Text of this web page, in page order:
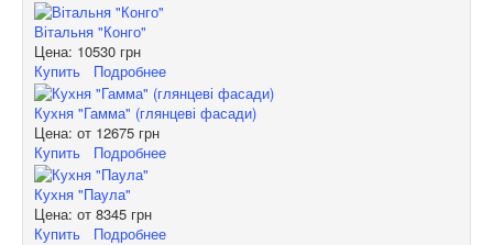
Вітальня "Конго"
Цена: 10530 грн
Купить
Подробнее
Кухня "Гамма" (глянцеві фасади)
Цена: от 12675 грн
Купить
Подробнее
Кухня "Паула"
Цена: от 8345 грн
Купить
Подробнее